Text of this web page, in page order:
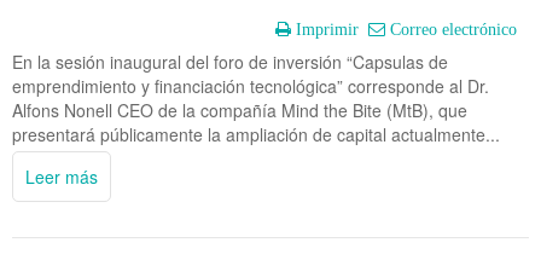
Imprimir Correo electrónico
En la sesión inaugural del foro de inversión “Capsulas de
emprendimiento y financiación tecnológica” corresponde al Dr.
Alfons Nonell CEO de la compañía Mind the Bite (MtB), que
presentará públicamente la ampliación de capital actualmente...
Leer más